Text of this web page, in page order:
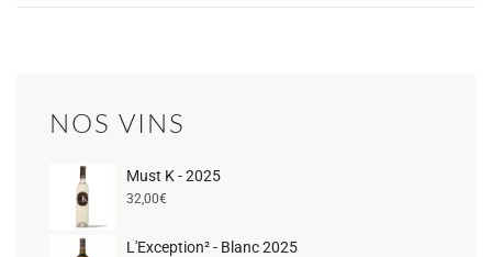
NOS VINS
Must K - 2025
32,00€
L'Exception² - Blanc 2025